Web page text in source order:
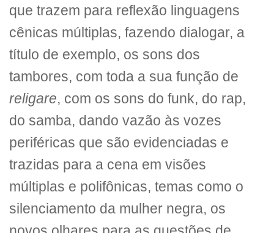
que trazem para reflexão linguagens
cênicas múltiplas, fazendo dialogar, a
título de exemplo, os sons dos
tambores, com toda a sua função de
religare, com os sons do funk, do rap,
do samba, dando vazão às vozes
periféricas que são evidenciadas e
trazidas para a cena em visões
múltiplas e polifônicas, temas como o
silenciamento da mulher negra, os